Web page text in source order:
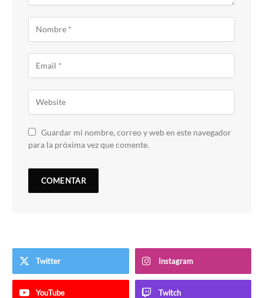
Guardar mi nombre, correo y web en este navegador
para la próxima vez que comente.
Twitter Instagram
YouTube Twitch